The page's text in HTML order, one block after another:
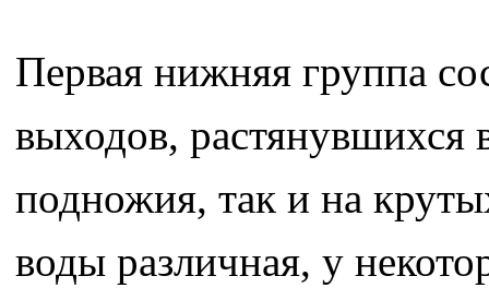
Первая нижняя группа
выходов,
подножия, так и на
воды различная, у